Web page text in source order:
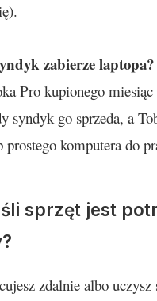
zabierze laptopa?
Pro kupionego
syndyk go sprzeda, a
prostego komputera do
sprzęt jest
zdalnie albo uczysz